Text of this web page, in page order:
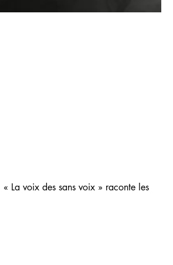
La voix des sans voix » raconte les